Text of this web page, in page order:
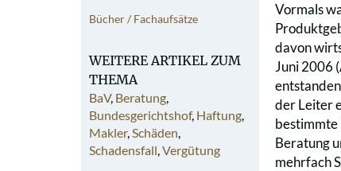
Bücher / Fachaufsätze
WEITERE ARTIKEL ZUM
THEMA
BaV, Beratung,
Bundesgerichtshof, Haftung,
Makler,Schäden,
Schadensfall,Vergütung
Vormals
davon
Juni 2006
der Leiter
bestimmte
Beratung
mehrfach